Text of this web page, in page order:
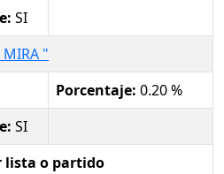
SI
"
Porcentaje: 0.20 %
SI
lista o partido